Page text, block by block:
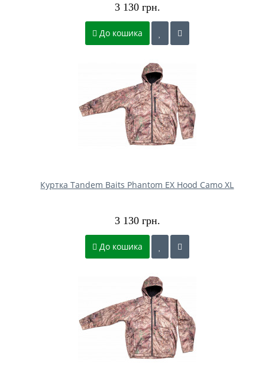
3 130 грн.
До кошика
Куртка Tandem Baits Phantom EX Hood Camo XL
3 130 грн.
До кошика